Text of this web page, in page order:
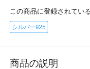
この商品に登録されてい
シルバー925
商品の説明